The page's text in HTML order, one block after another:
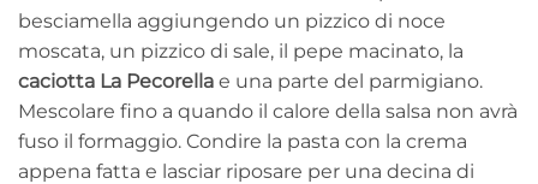
besciamella aggiungendo un pizzico di noce
moscata, un pizzico di sale, il pepe macinato, la
caciotta La Pecorella e una parte del parmigiano.
Mescolare fino a quando il calore della salsa non avrà
fuso il formaggio. Condire la pasta con la crema
appena fatta e lasciar riposare per una decina di